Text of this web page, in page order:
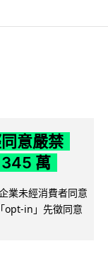
意嚴禁
萬
業未經消費者同意
opt-in」先徵同意